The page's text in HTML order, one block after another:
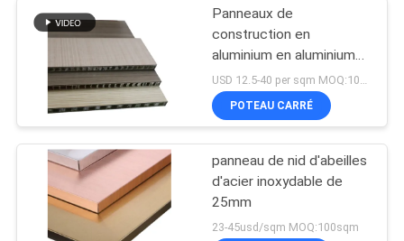
PLAN
SITE
POLITIQUE
CONFIDENTIALITÉ
Panneaux de
construction en
aluminium en aluminium
ignifuges isolés de
panneau "sandwich" de
nid d'abeilles
USD 12.5-40 per sqm MOQ:100sqm
POTEAU CARRÉ
panneau de nid d'abeilles
d'acier inoxydable de
25mm
23-45usd/sqm MOQ:100sqm